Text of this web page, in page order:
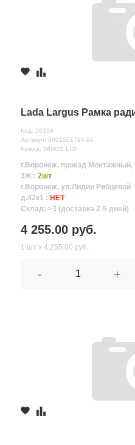
Lada Largus Рамка
Код: 26329
Артикул: 6001551794-95
Бренд: WINGS LTD
г.Воронеж, проезд Монтажный,
3Ж : 2шт
г.Воронеж, ул.Лидии Рябцевой
д.42к1 : НЕТ
Склад: >3 (доставка 2-5 дней)
4 255.00 руб.
1 шт х 4 255.00 руб.
- +